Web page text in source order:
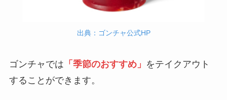
い順ランキング！多
とめ
法や頼み方まとめ！
も解説
低い順ランキング！
出典：ゴンチャ公式HP
ゴンチャでは 「季節のおすすめ」 をテイクアウト
することができます。